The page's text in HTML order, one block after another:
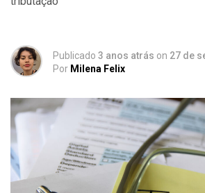
Publicado 3 anos atrás on 27 de
Por Milena Felix